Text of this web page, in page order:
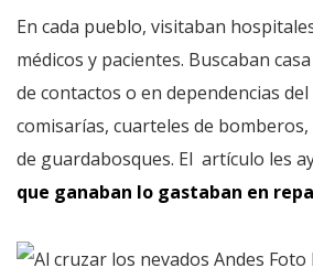
En cada pueblo, visitaban
médicos y pacientes. Buscaban
de contactos o en dependencias
comisarías, cuarteles de
de guardabosques. El artículo les
que ganaban lo gastaban en